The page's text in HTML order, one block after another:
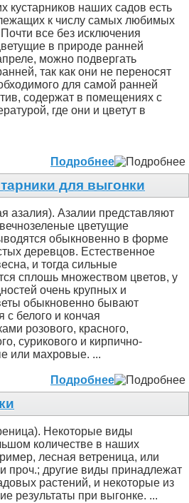
кустарников наших садов есть
к числу самых любимых
все без исключения
в природе ранней
можно подвергать
так как они не переносят
для самой ранней
содержат в помещениях с
где они и цветут в
Подробнее
для выгонки
азалия). Азалии представляют
цветущие
обыкновенно в форме
деревцов. Естественное
и тогда сильные
сплошь множеством цветов, у
очень крупных и
обыкновенно бывают
белого и кончая
розового, красного,
сурикового и кирпично-
или махровые. ...
Подробнее
Некоторые виды
количестве в наших
лесная ветреница, или
проч.; другие виды принадлежат
растений, и некоторые из
результаты при выгонке. ...